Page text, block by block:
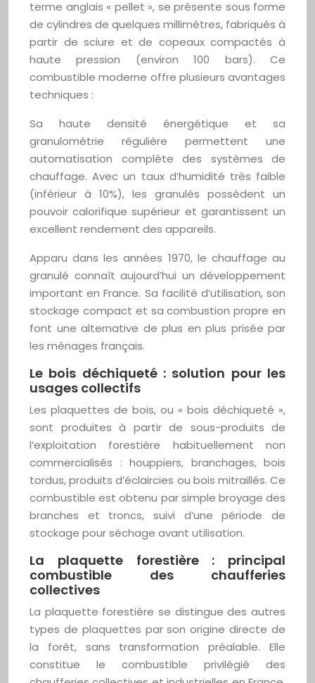
terme anglais « pellet », se présente sous forme
de cylindres de quelques millimètres, fabriqués à
partir de sciure et de copeaux compactés à
haute pression (environ 100 bars). Ce
combustible moderne offre plusieurs avantages
techniques :
Sa haute densité énergétique et sa
granulométrie régulière permettent une
automatisation complète des systèmes de
chauffage. Avec un taux d’humidité très faible
(inférieur à 10%), les granulés possèdent un
pouvoir calorifique supérieur et garantissent un
excellent rendement des appareils.
Apparu dans les années 1970, le chauffage au
granulé connaît aujourd’hui un développement
important en France. Sa facilité d’utilisation, son
stockage compact et sa combustion propre en
font une alternative de plus en plus prisée par
les ménages français.
Le bois déchiqueté : solution pour les
usages collectifs
Les plaquettes de bois, ou « bois déchiqueté »,
sont produites à partir de sous-produits de
l’exploitation forestière habituellement non
commercialisés : houppiers, branchages, bois
tordus, produits d’éclaircies ou bois mitraillés. Ce
combustible est obtenu par simple broyage des
branches et troncs, suivi d’une période de
stockage pour séchage avant utilisation.
La plaquette forestière : principal
combustible des chaufferies
collectives
La plaquette forestière se distingue des autres
types de plaquettes par son origine directe de
la forêt, sans transformation préalable. Elle
constitue le combustible privilégié des